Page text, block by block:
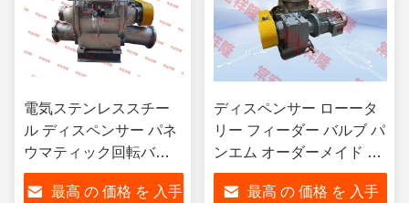
電気ステンレススチー
ル ディスペンサー パネ
ウマティック回転バル
ブ 炭素鋼
最高 の 価格 を 入手
ディスペンサー ローータ
リー フィーダー バルブ パ
ンエム オーダーメイド 電
気ステンレス
最高 の 価格 を 入手